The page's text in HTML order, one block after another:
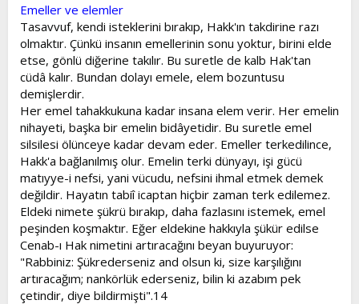
Emeller ve elemler
Tasavvuf, kendi isteklerini bırakıp, Hakk'ın takdirine razı
olmaktır. Çünkü insanın emellerinin sonu yoktur, birini elde
etse, gönlü diğerine takılır. Bu suretle de kalb Hak'tan
cüdâ kalır. Bundan dolayı emele, elem bozuntusu
demişlerdir.
Her emel tahakkukuna kadar insana elem verir. Her emelin
nihayeti, başka bir emelin bidâyetidir. Bu suretle emel
silsilesi ölünceye kadar devam eder. Emeller terkedilince,
Hakk'a bağlanılmış olur. Emelin terki dünyayı, işi gücü
matıyye-i nefsi, yani vücudu, nefsini ihmal etmek demek
değildir. Hayatın tabiî icaptan hiçbir zaman terk edilemez.
Eldeki nimete şükrü bırakıp, daha fazlasını istemek, emel
peşinden koşmaktır. Eğer eldekine hakkıyla şükür edilse
Cenab-ı Hak nimetini artıracağını beyan buyuruyor:
"Rabbiniz: Şükrederseniz and olsun ki, size karşılığını
artıracağım; nankörlük ederseniz, bilin ki azabım pek
çetindir, diye bildirmişti".14